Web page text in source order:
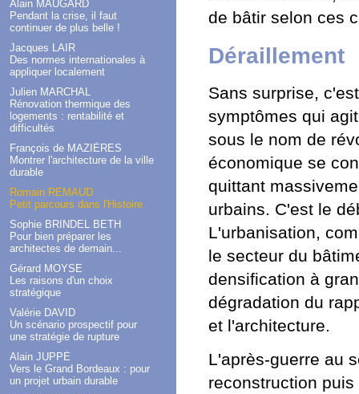
Alain MAUGARD
Pendant la crise, il faut
continuer de plus belle !
Jacques LAIR
Des normes internationales à
appliquer localement
Julien MARCHAL
Rénovation thermique des
logements : rentabilité et
difficultés
François de MAZIÈRES
Montrer l'architecture de la ville
durable
Romain REMAUD
Petit parcours dans l'Histoire
Sophie BRINDEL BETH
Pour bien préparer les
architectes de demain...
Gérard MOYSE
Les raisons d'un choix
stratégique
Valérie DAVID
Un scénario prospectif pour
une stratégie de rupture
Alain JUPPÉ
Vers le Grand Bordeaux : pour
un projet urbain durable
de bâtir selon ces
Déraillement
Sans surprise,
symptômes qui
sous le nom de
économique se
quittant
urbains. C'est le
L'urbanisation,
le secteur du
densification à
dégradation du
et l'architecture.
L'après-guerre au
reconstruction